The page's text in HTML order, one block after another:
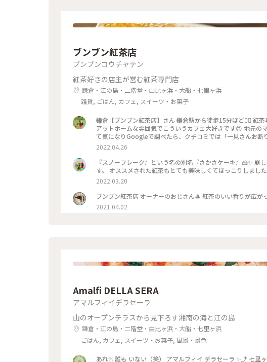
ブンブン紅茶店
ブンブンコウチャテン
紅茶好きの店主が営む紅茶専門店
鎌倉・江の島・二階堂・由比ヶ浜・大船・七里ヶ浜
雑貨, ごはん, カフェ, スイーツ・お菓子
鎌倉【ブンブン紅茶店】さん 鎌倉駅から徒歩15分ほど🚶‍♀️ 紅茶専門店☕∗*ﾟ ここも店内はアンティーク調でとっても
アットホームな雰囲気でこういうカフェ大好きです😍 地元のマダムさんがおしゃべりに夢中でした(笑) 通りかかっ
て気になりGoogleで調べたら、クチコミでは「一見さんお断
対応」ってあったのだけど、全然そんなことなくて(男性のマ
されていて、とりあえず忙しそうではありました😲私は全然嫌な気分ではあ
🧐が気になってオーダーしてみたところ、 ケーキではなく
ろけますぅ ひたすら甘々なんだけど、イチゴが甘酸っぱくて
た💓 #鎌倉カフェ #紅茶専門店 #ブンブン紅茶店 #鎌倉さん
2022.04.26
『スノーフレーク』という名の別名『さかさケーキ』🍰✨
す。 オススメされた紅茶もとても美味しくてほっこりしまし
2022.03.20
ブンブン紅茶店 オーナーのおじさん🎩 紅茶のいい香りが広が
2021.04.02
Amalfi DELLA SERA
アマルフィイデラセーラ
山のオープンテラスから見下ろす湘南の海と江の島
鎌倉・江の島・二階堂・由比ヶ浜・大船・七里ヶ浜
ごはん, カフェ, スイーツ・お菓子, 風景・景色
あれ❔❕ 誰も いない（笑） アマルフィイ デラセーラ ✨⤴︎ 七里ヶ浜に面し 高台の上に佇むレストラン